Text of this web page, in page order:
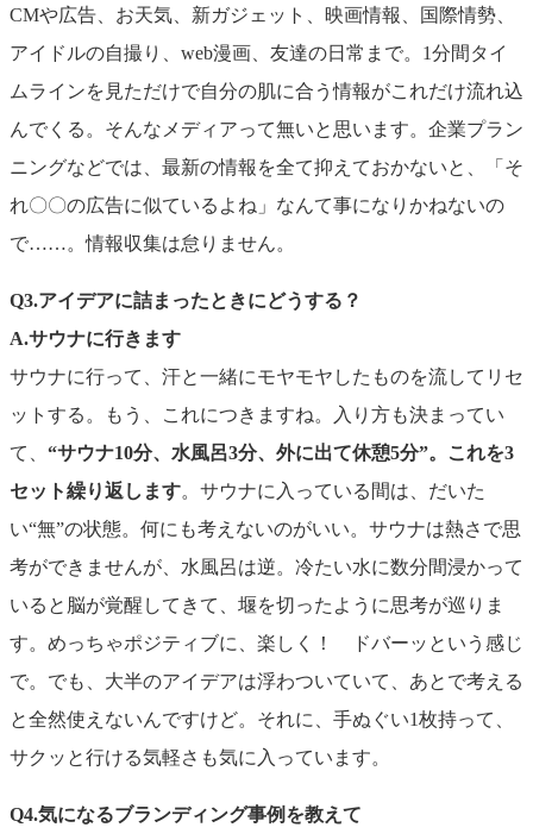
CMや広告、お天気、新ガジェット、映画情報、国際情勢、
アイドルの自撮り、web漫画、友達の日常まで。1分間タイ
ムラインを見ただけで自分の肌に合う情報がこれだけ流れ込
んでくる。そんなメディアって無いと思います。企業プラン
ニングなどでは、最新の情報を全て抑えておかないと、「そ
れ〇〇の広告に似ているよね」なんて事になりかねないの
で……。情報収集は怠りません。
Q3.アイデアに詰まったときにどうする？
A.サウナに行きます
サウナに行って、汗と一緒にモヤモヤしたものを流してリセ
ットする。もう、これにつきますね。入り方も決まってい
て、 “サウナ10分、水風呂3分、外に出て休憩5分”。これを3
セット繰り返します。サウナに入っている間は、だいた
い“無”の状態。何にも考えないのがいい。サウナは熱さで思
考ができませんが、水風呂は逆。冷たい水に数分間浸かって
いると脳が覚醒してきて、堰を切ったように思考が巡りま
す。めっちゃポジティブに、楽しく！ ドバーッという感じ
で。でも、大半のアイデアは浮わついていて、あとで考える
と全然使えないんですけど。それに、手ぬぐい1枚持って、
サクッと行ける気軽さも気に入っています。
Q4.気になるブランディング事例を教えて